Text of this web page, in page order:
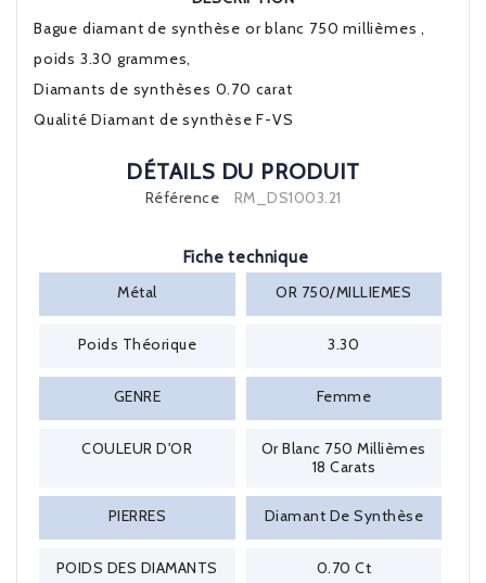
Bague diamant de synthèse or blanc 750 millièmes ,
poids 3.30 grammes,
Diamants de synthèses 0.70 carat
Qualité Diamant de synthèse F-VS
DÉTAILS DU PRODUIT
Référence RM_DS1003.21
Fiche technique
Métal
OR 750/MILLIEMES
Poids Théorique 3.30
GENRE Femme
COULEUR D'OR
Or Blanc 750 Millièmes
18 Carats
PIERRES Diamant De Synthèse
POIDS DES DIAMANTS 0.70 Ct